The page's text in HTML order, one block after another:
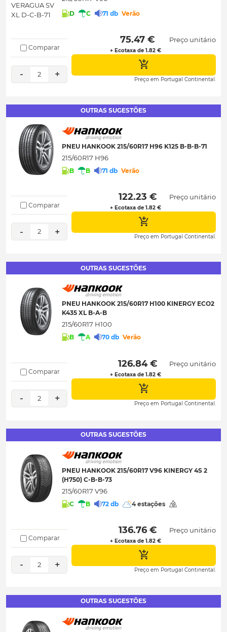
D C 71 db Verão
Comparar
- 2 +
75.47 €
+ Ecotaxa de 1.82 €
Preço unitário
Preço em Portugal Continental.
OUTRAS SUGESTÕES
PNEU HANKOOK 215/60R17 H96 K125 B-B-B-71
215/60R17 H96
B B 71 db Verão
Comparar
- 2 +
122.23 €
+ Ecotaxa de 1.82 €
Preço unitário
Preço em Portugal Continental.
OUTRAS SUGESTÕES
PNEU HANKOOK 215/60R17 H100 KINERGY ECO2
K435 XL B-A-B
215/60R17 H100
B A 70 db Verão
Comparar
- 2 +
126.84 €
+ Ecotaxa de 1.82 €
Preço unitário
Preço em Portugal Continental.
OUTRAS SUGESTÕES
PNEU HANKOOK 215/60R17 V96 KINERGY 4S 2
(H750) C-B-B-73
215/60R17 V96
C B 72 db 4 estações
Comparar
- 2 +
136.76 €
+ Ecotaxa de 1.82 €
Preço unitário
Preço em Portugal Continental.
OUTRAS SUGESTÕES